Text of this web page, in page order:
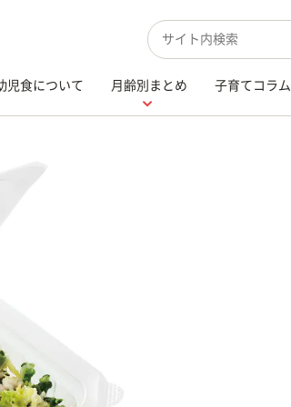
検索キーワード入力
児食について 月齢別まとめ 子育てコラム